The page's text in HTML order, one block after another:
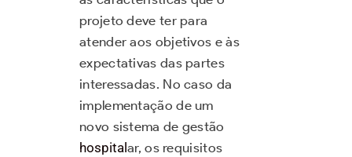
projeto deve ter para
atender aos objetivos e às
expectativas das partes
interessadas. No caso da
implementação de um
novo sistema de gestão
hospital ar, os requisitos